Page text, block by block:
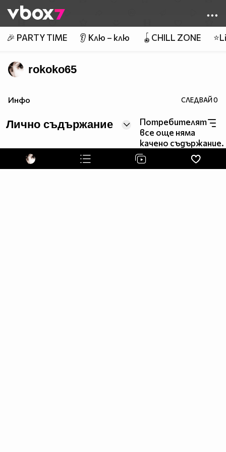
👾
🎉 PARTY TIME 👂 Клю – клю 🪀CHILL ZONE
rokoko65
Инфо СЛЕДВАЙ0
Лично съдържание
Потребителят
все още няма
качено съдържание.